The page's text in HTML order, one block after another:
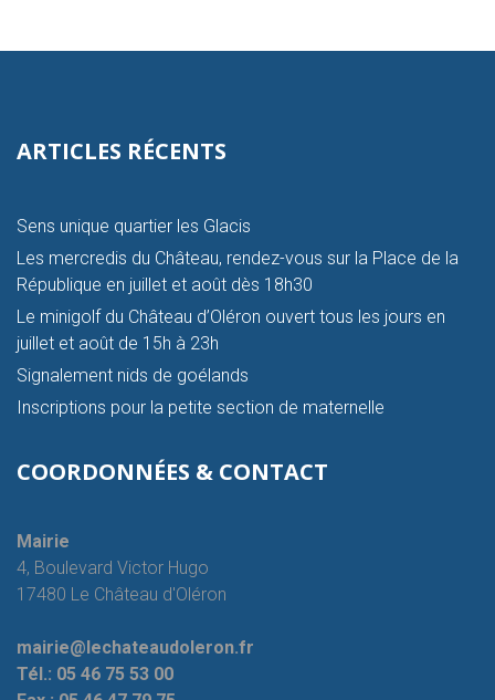
ARTICLES RÉCENTS
Sens unique quartier les Glacis
Les mercredis du Château, rendez-vous sur la Place de la
République en juillet et août dès 18h30
Le minigolf du Château d’Oléron ouvert tous les jours en
juillet et août de 15h à 23h
Signalement nids de goélands
Inscriptions pour la petite section de maternelle
COORDONNÉES & CONTACT
Mairie
4, Boulevard Victor Hugo
17480 Le Château d'Oléron
mairie@lechateaudoleron.fr
Tél.: 05 46 75 53 00